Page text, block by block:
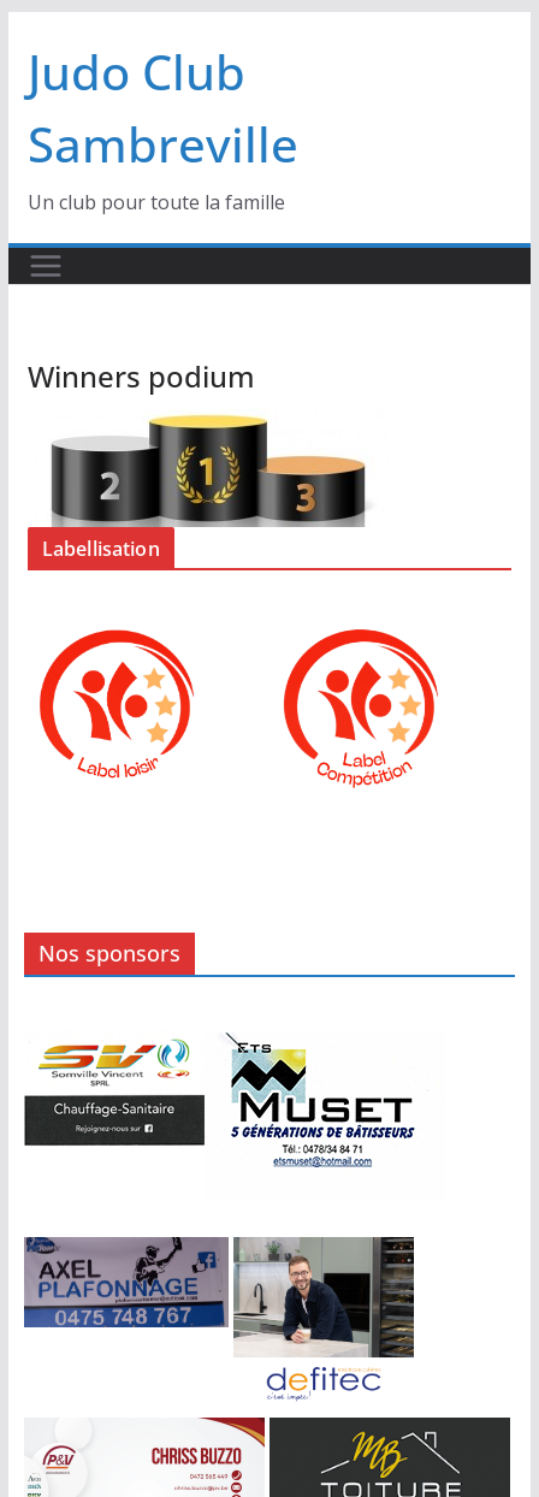
contenu
Judo Club
Sambreville
Un club pour toute la famille
Winners podium
Labellisation
Nos sponsors